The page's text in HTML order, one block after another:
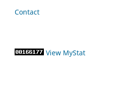
Contact
View MyStat